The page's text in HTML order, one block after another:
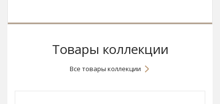
Товары коллекции
Все товары коллекции